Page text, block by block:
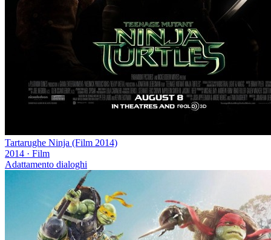
Tartarughe Ninja (Film 2014)
2014 · Film
Adattamento dialoghi